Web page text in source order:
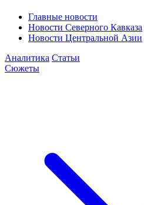
Главные новости
Новости Северного Кавказа
Новости Центральной Азии
Аналитика Статьи
Сюжеты